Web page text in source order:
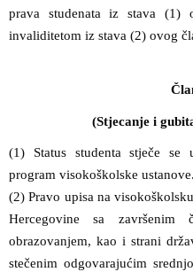
prava studenata iz stava
invaliditetom iz stava (2) ovog
(Stjecanje i
(1) Status studenta stječe se
program visokoškolske ustanove.
(2) Pravo upisa na
Hercegovine sa završenim
obrazovanjem, kao i strani
stečenim odgovarajućim